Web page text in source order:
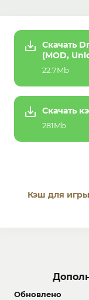
Скачать
(MOD,
22.7Mb
Скачать
281Mb
Кэш для
Обновлено